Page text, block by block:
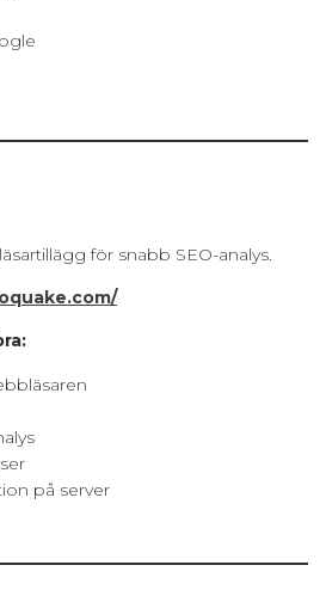
för snabb SEO-analys.
på server